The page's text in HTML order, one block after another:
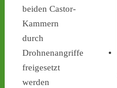
beiden Castor-
Kammern
durch
Drohnenangriffe
freigesetzt
werden